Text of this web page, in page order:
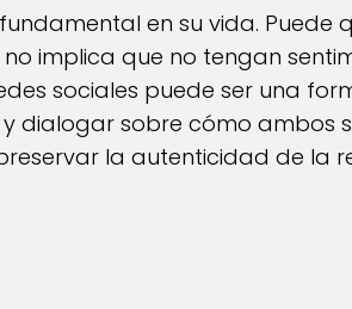
en su vida. Puede
implica que no tengan
sociales puede ser una
dialogar sobre cómo ambos
la autenticidad de la